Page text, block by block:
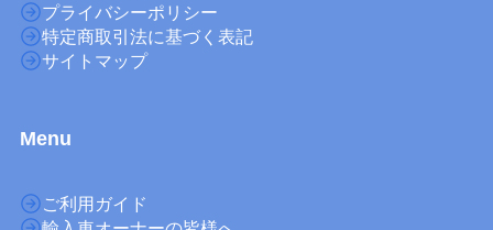
プライバシーポリシー
特定商取引法に基づく表記
サイトマップ
Menu
ご利用ガイド